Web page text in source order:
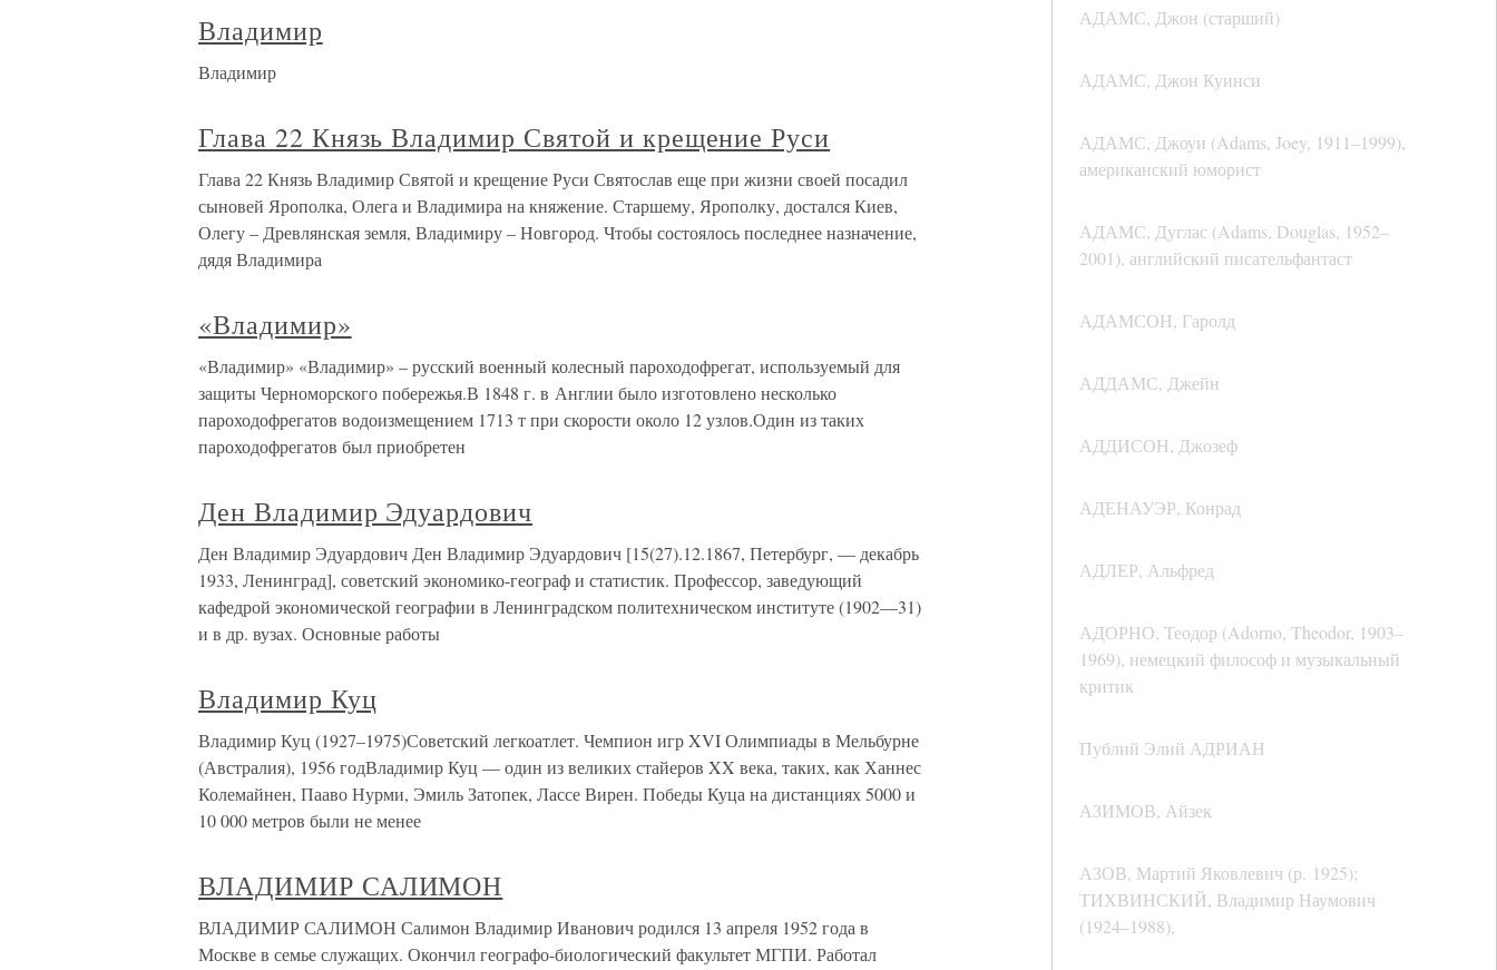
АДАМС, Джон (старший)
АДАМС, Джон Куинси
АДАМС, Джоуи (Adams, Joey, 1911–1999),
американский юморист
АДАМС, Дуглас (Adams, Douglas, 1952–
2001), английский писательфантаст
АДАМСОН, Гаролд
АДДАМС, Джейн
АДДИСОН, Джозеф
АДЕНАУЭР, Конрад
АДЛЕР, Альфред
АДОРНО, Теодор (Adorno, Theodor, 1903–
1969), немецкий философ и музыкальный
критик
Публий Элий АДРИАН
АЗИМОВ, Айзек
АЗОВ, Мартий Яковлевич (р. 1925);
ТИХВИНСКИЙ, Владимир Наумович
(1924–1988),
Владимир
Владимир
Глава 22 Князь Владимир Святой и крещение Руси
Глава 22 Князь Владимир Святой и крещение Руси Святослав еще при жизни своей посадил
сыновей Ярополка, Олега и Владимира на княжение. Старшему, Ярополку, достался Киев,
Олегу – Древлянская земля, Владимиру – Новгород. Чтобы состоялось последнее назначение,
дядя Владимира
«Владимир»
«Владимир» «Владимир» – русский военный колесный пароходофрегат, используемый для
защиты Черноморского побережья.В 1848 г. в Англии было изготовлено несколько
пароходофрегатов водоизмещением 1713 т при скорости около 12 узлов.Один из таких
пароходофрегатов был приобретен
Ден Владимир Эдуардович
Ден Владимир Эдуардович Ден Владимир Эдуардович [15(27).12.1867, Петербург, — декабрь
1933, Ленинград], советский экономико-географ и статистик. Профессор, заведующий
кафедрой экономической географии в Ленинградском политехническом институте (1902—31)
и в др. вузах. Основные работы
Владимир Куц
Владимир Куц (1927–1975)Советский легкоатлет. Чемпион игр XVI Олимпиады в Мельбурне
(Австралия), 1956 годВладимир Куц — один из великих стайеров XX века, таких, как Ханнес
Колемайнен, Пааво Нурми, Эмиль Затопек, Лассе Вирен. Победы Куца на дистанциях 5000 и
10 000 метров были не менее
ВЛАДИМИР САЛИМОН
ВЛАДИМИР САЛИМОН Салимон Владимир Иванович родился 13 апреля 1952 года в
Москве в семье служащих. Окончил географо-биологический факультет МГПИ. Работал